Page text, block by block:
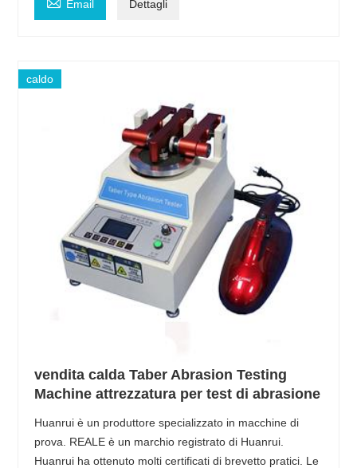
Email Dettagli
caldo
vendita calda Taber Abrasion Testing
Machine attrezzatura per test di abrasione
Huanrui è un produttore specializzato in macchine di
prova. REALE è un marchio registrato di Huanrui.
Huanrui ha ottenuto molti certificati di brevetto pratici. Le